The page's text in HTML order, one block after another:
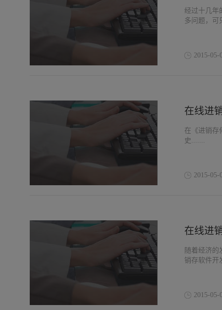
经过十几年
多问题，可
2015-05-
在线进
在《进销存
史.......
2015-05-
在线进
随着经济
销存软件开
2015-05-